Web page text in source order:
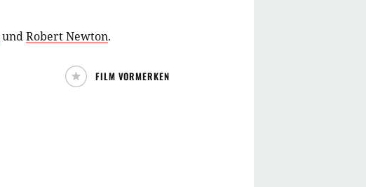
undRobert Newton.
FILM VORMERKEN